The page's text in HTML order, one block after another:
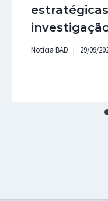
Notícia BAD 29/09/